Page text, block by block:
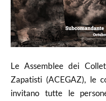
Le Assemblee dei
Zapatisti (ACEGAZ), le
invitano tutte le